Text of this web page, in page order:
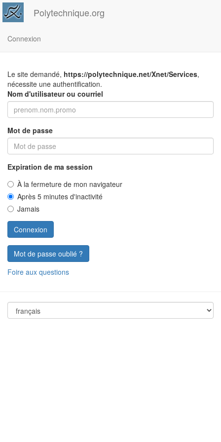
Polytechnique.org
Connexion
Le site demandé, https://polytechnique.net/Xnet/Services,
nécessite une authentification.
Nom d'utilisateur ou courriel
Mot de passe
Expiration de ma session
À la fermeture de mon navigateur
Après 5 minutes d'inactivité
Jamais
Mot de passe oublié ?
Foire aux questions